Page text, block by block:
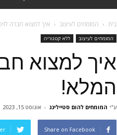
בית המומחים לעיצוב איך למצוא חברה
המומחים לעיצוב ללא קטגוריה
איך למצוא
המלא!
ע"י המומחים להום סטיילינג - אוגוסט 15, 2023
Share on Facebook